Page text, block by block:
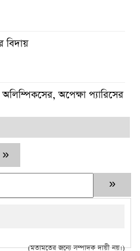
বিদায়
অপেক্ষা প্যারিসের
(মতামতের জন্যে সম্পাদক দায়ী নয়।)